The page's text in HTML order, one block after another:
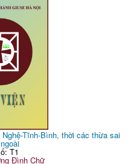
Tĩnh-Bình, thời các thừa sai
T1
Đình Chữ